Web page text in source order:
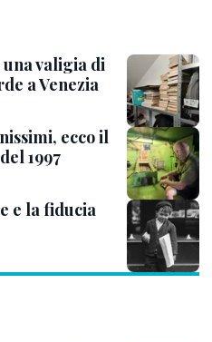
valigia di
a Venezia
ecco il
1997
e la fiducia